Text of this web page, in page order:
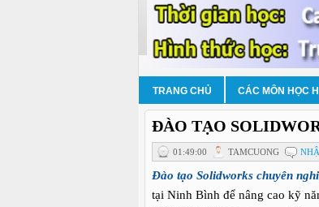
TRANG CHỦ CÁC MÔN HỌC
ĐÀO TẠO
01:49:00 TAMCUONG
Đào tạo Solidworks chuyên
tại Ninh Bình để nâng cao kỹ